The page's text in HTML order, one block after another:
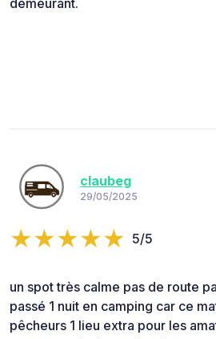
claubeg
29/05/2025
5/5
un spot très calme pas de route
passé 1 nuit en camping car ce
pêcheurs 1 lieu extra pour les